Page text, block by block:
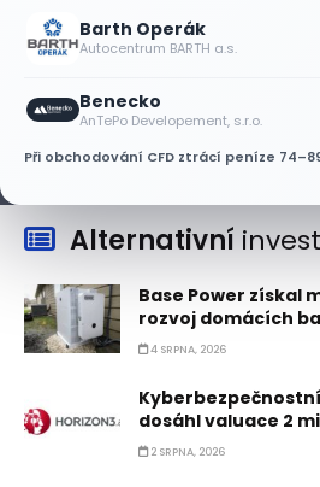
Barth Operák
Autocentrum BARTH a.s.
Benecko
AnTePo Developement, s.r.o.
Při obchodování CFD ztrácí peníze
Technologický
Nasdaq 100 za
Alternativní
Base Power získal
rozvoj domácích
4 SRPNA, 2026
dosáhl valuace 2
2 SRPNA, 2026